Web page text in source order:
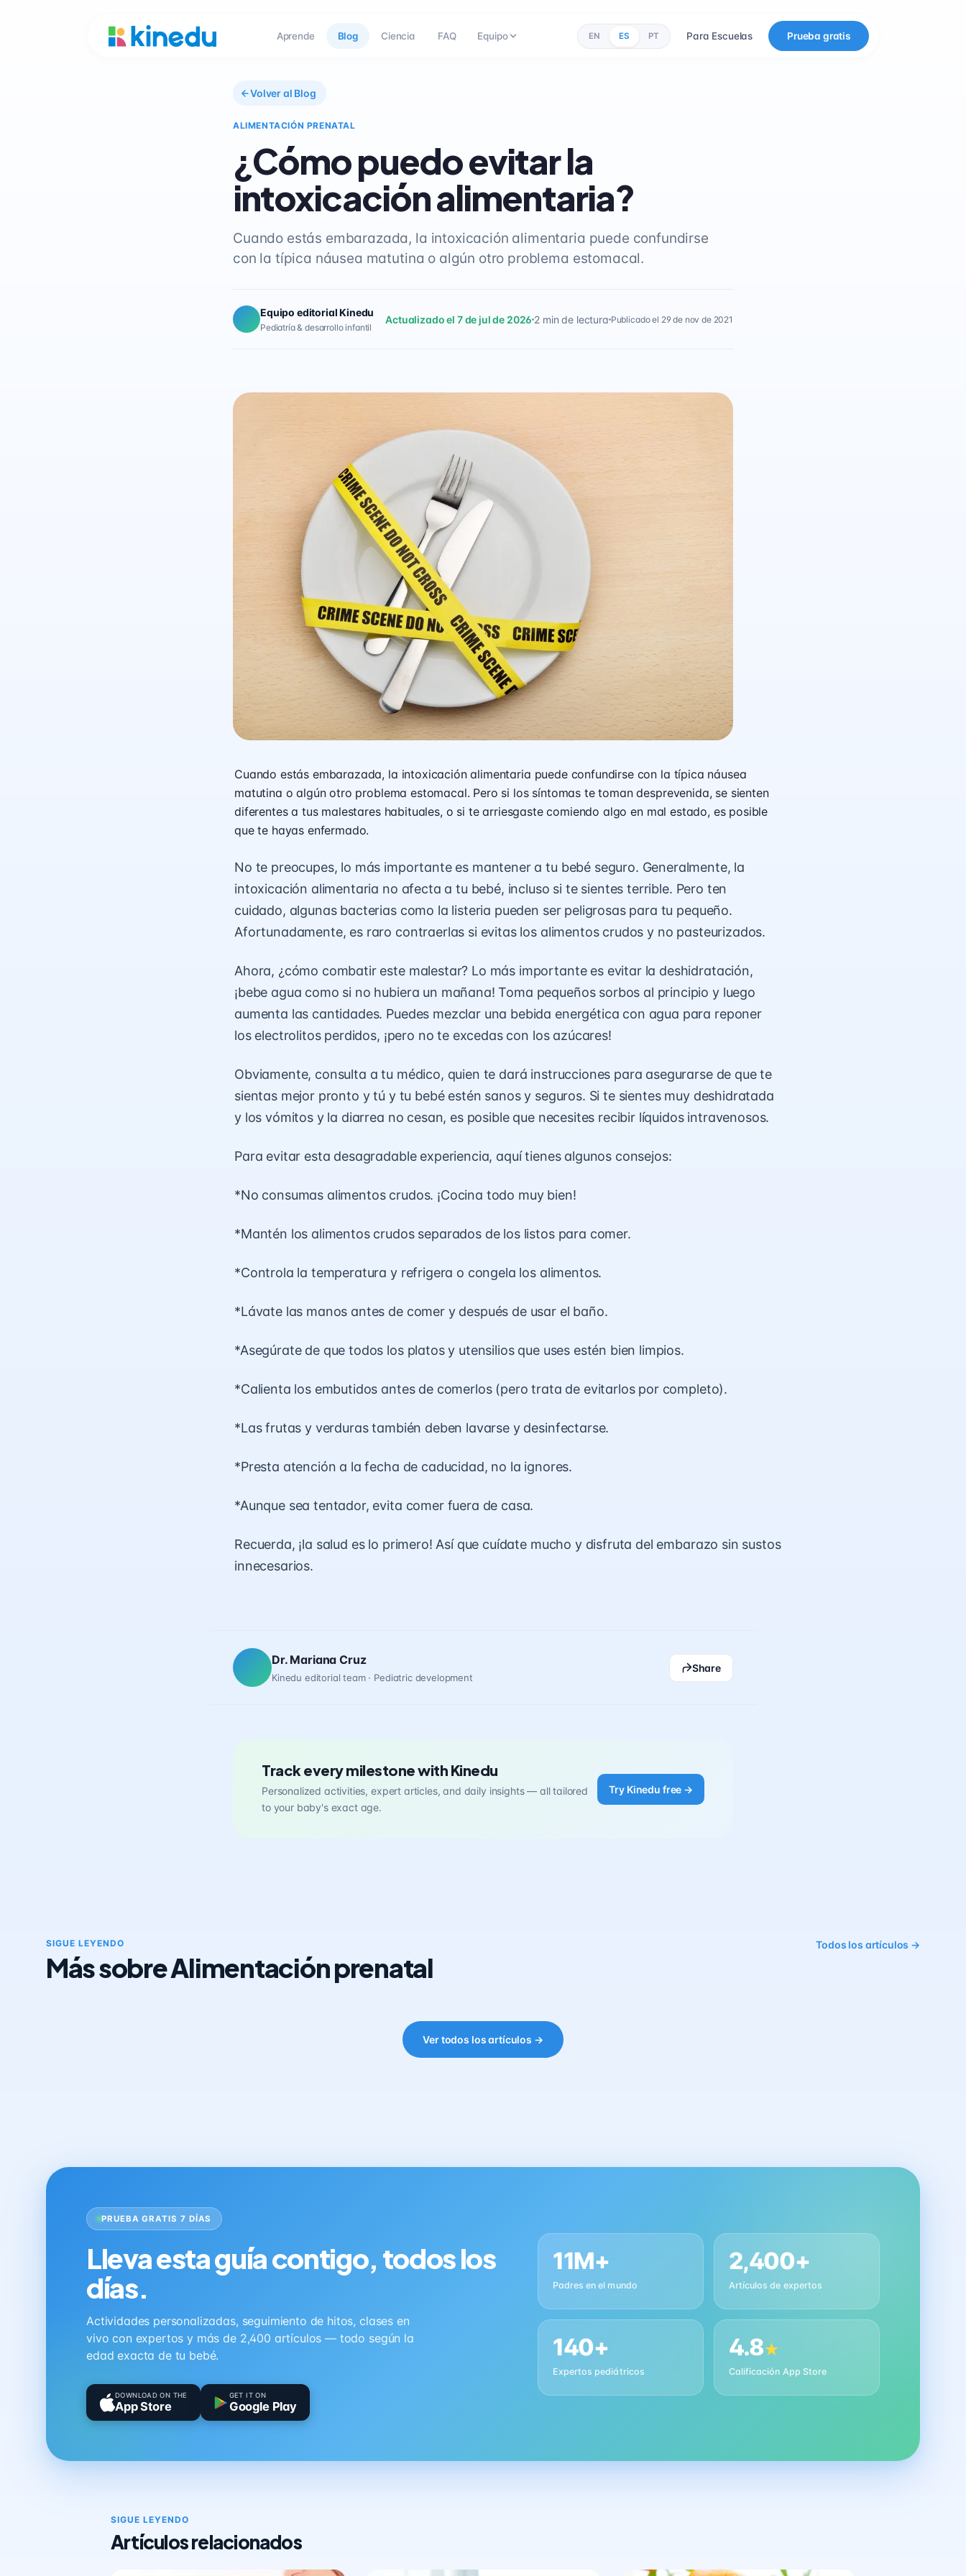
Aprende Blog Ciencia FAQ Equipo EN ES PT Para Escuelas Prueba gratis
Volver al Blog
ALIMENTACIÓN PRENATAL
¿Cómo puedo evitar la
intoxicación alimentaria?
Cuando estás embarazada, la intoxicación alimentaria puede confundirse
con la típica náusea matutina o algún otro problema estomacal.
Equipo editorial Kinedu
Pediatría & desarrollo infantil
Actualizado el 7 de jul de 2026 2 min de lectura Publicado el 29 de nov de 2021
Cuando estás embarazada, la intoxicación alimentaria puede confundirse con la típica náusea
matutina o algún otro problema estomacal. Pero si los síntomas te toman desprevenida, se sienten
diferentes a tus malestares habituales, o si te arriesgaste comiendo algo en mal estado, es posible
que te hayas enfermado.
No te preocupes, lo más importante es mantener a tu bebé seguro. Generalmente, la
intoxicación alimentaria no afecta a tu bebé, incluso si te sientes terrible. Pero ten
cuidado, algunas bacterias como la listeria pueden ser peligrosas para tu pequeño.
Afortunadamente, es raro contraerlas si evitas los alimentos crudos y no pasteurizados.
Ahora, ¿cómo combatir este malestar? Lo más importante es evitar la deshidratación,
¡bebe agua como si no hubiera un mañana! Toma pequeños sorbos al principio y luego
aumenta las cantidades. Puedes mezclar una bebida energética con agua para reponer
los electrolitos perdidos, ¡pero no te excedas con los azúcares!
Obviamente, consulta a tu médico, quien te dará instrucciones para asegurarse de que te
sientas mejor pronto y tú y tu bebé estén sanos y seguros. Si te sientes muy deshidratada
y los vómitos y la diarrea no cesan, es posible que necesites recibir líquidos intravenosos.
Para evitar esta desagradable experiencia, aquí tienes algunos consejos:
*No consumas alimentos crudos. ¡Cocina todo muy bien!
*Mantén los alimentos crudos separados de los listos para comer.
*Controla la temperatura y refrigera o congela los alimentos.
*Lávate las manos antes de comer y después de usar el baño.
*Asegúrate de que todos los platos y utensilios que uses estén bien limpios.
*Calienta los embutidos antes de comerlos (pero trata de evitarlos por completo).
*Las frutas y verduras también deben lavarse y desinfectarse.
*Presta atención a la fecha de caducidad, no la ignores.
*Aunque sea tentador, evita comer fuera de casa.
Recuerda, ¡la salud es lo primero! Así que cuídate mucho y disfruta del embarazo sin sustos
innecesarios.
Dr. Mariana Cruz
Kinedu editorial team · Pediatric development
Share
Track every milestone with Kinedu
Personalized activities, expert articles, and daily insights — all tailored
to your baby's exact age.
Try Kinedu free →
SIGUE LEYENDO
Más sobre Alimentación prenatal
Todos los artículos →
Ver todos los artículos →
PRUEBA GRATIS 7 DÍAS
Lleva esta guía contigo, todos los
días.
Actividades personalizadas, seguimiento de hitos, clases en
vivo con expertos y más de 2,400 artículos — todo según la
edad exacta de tu bebé.
DOWNLOAD ON THE
App Store
GET IT ON
Google Play
11M+
Padres en el mundo
2,400+
Artículos de expertos
140+
Expertos pediátricos
4.8★
Calificación App Store
SIGUE LEYENDO
Artículos relacionados